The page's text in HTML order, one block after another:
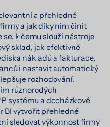
a přehledné
a jak díky nim činit
k čemu slouží nástroje
sklad, jak efektivně
nákladů a fakturace,
i nastavit automatický
rozhodování.
různorodých
systému a docházkové
BI vytvořit přehledné
sledovat výkonnost firmy